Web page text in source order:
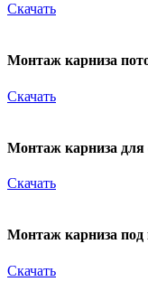
Скачать
Монтаж карниза
Скачать
Монтаж карниза для
Скачать
Монтаж карниза
Скачать